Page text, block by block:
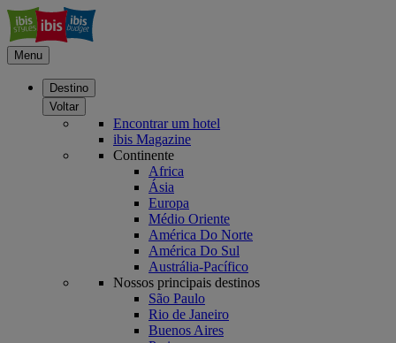
Menu
Destino
Voltar
Encontrar um hotel
ibis Magazine
Continente
Africa
Ásia
Europa
Médio Oriente
América Do Norte
América Do Sul
Austrália-Pacífico
Nossos principais destinos
São Paulo
Rio de Janeiro
Buenos Aires